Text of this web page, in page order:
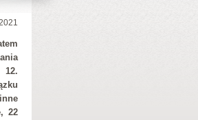
12.
22